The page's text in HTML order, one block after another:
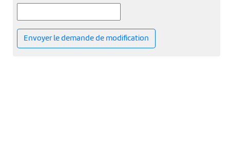
Envoyer le demande de modification